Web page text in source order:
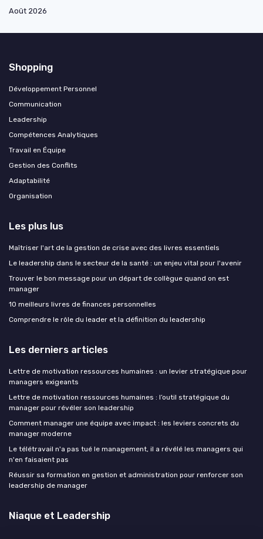
Août 2026
Shopping
Développement Personnel
Communication
Leadership
Compétences Analytiques
Travail en Équipe
Gestion des Conflits
Adaptabilité
Organisation
Les plus lus
Maîtriser l'art de la gestion de crise avec des livres essentiels
Le leadership dans le secteur de la santé : un enjeu vital pour l'avenir
Trouver le bon message pour un départ de collègue quand on est
manager
10 meilleurs livres de finances personnelles
Comprendre le rôle du leader et la définition du leadership
Les derniers articles
Lettre de motivation ressources humaines : un levier stratégique pour
managers exigeants
Lettre de motivation ressources humaines : l’outil stratégique du
manager pour révéler son leadership
Comment manager une équipe avec impact : les leviers concrets du
manager moderne
Le télétravail n'a pas tué le management, il a révélé les managers qui
n'en faisaient pas
Réussir sa formation en gestion et administration pour renforcer son
leadership de manager
Niaque et Leadership